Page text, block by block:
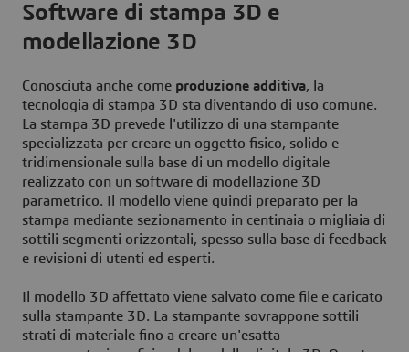
Software di stampa 3D e
modellazione 3D
Conosciuta anche come produzione additiva, la
tecnologia di stampa 3D sta diventando di uso comune.
La stampa 3D prevede l'utilizzo di una stampante
specializzata per creare un oggetto fisico, solido e
tridimensionale sulla base di un modello digitale
realizzato con un software di modellazione 3D
parametrico. Il modello viene quindi preparato per la
stampa mediante sezionamento in centinaia o migliaia di
sottili segmenti orizzontali, spesso sulla base di feedback
e revisioni di utenti ed esperti.
Il modello 3D affettato viene salvato come file e caricato
sulla stampante 3D. La stampante sovrappone sottili
strati di materiale fino a creare un'esatta